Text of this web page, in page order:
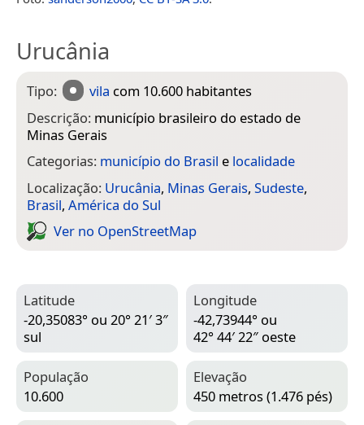
Urucânia
Tipo: vila com 10.600 habitantes
Descrição: município brasileiro do estado de
Minas Gerais
Categorias: município do Brasil e localidade
Localização: Urucânia, Minas Gerais, Sudeste,
Brasil, América do Sul
Ver no Open­Street­Map
Latitude
-20,35083° ou 20° 21′ 3″
sul
Longitude
-42,73944° ou
42° 44′ 22″ oeste
População
10.600
Elevação
450 metros (1.476 pés)